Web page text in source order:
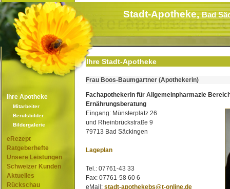
Stadt-Apotheke,Bad
Ihre Apotheke
Mitarbeiter
Berufsbilder
Bildergalerie
eRezept
Ratgeberhefte
Unsere Leistungen
Schweizer Kunden
Aktuelles
Rückschau
Ihre Stadt-Apotheke
Frau Boos-Baumgartner (Apothekerin)
Fachapothekerin für Allgemeinpharmazie
Ernährungsberatung
Eingang: Münsterplatz 26
und Rheinbrückstraße 9
79713 Bad Säckingen
Lageplan
Tel.: 07761-43 33
Fax: 07761-58 60 6
eMail: stadt-apothekebs@t-online.de